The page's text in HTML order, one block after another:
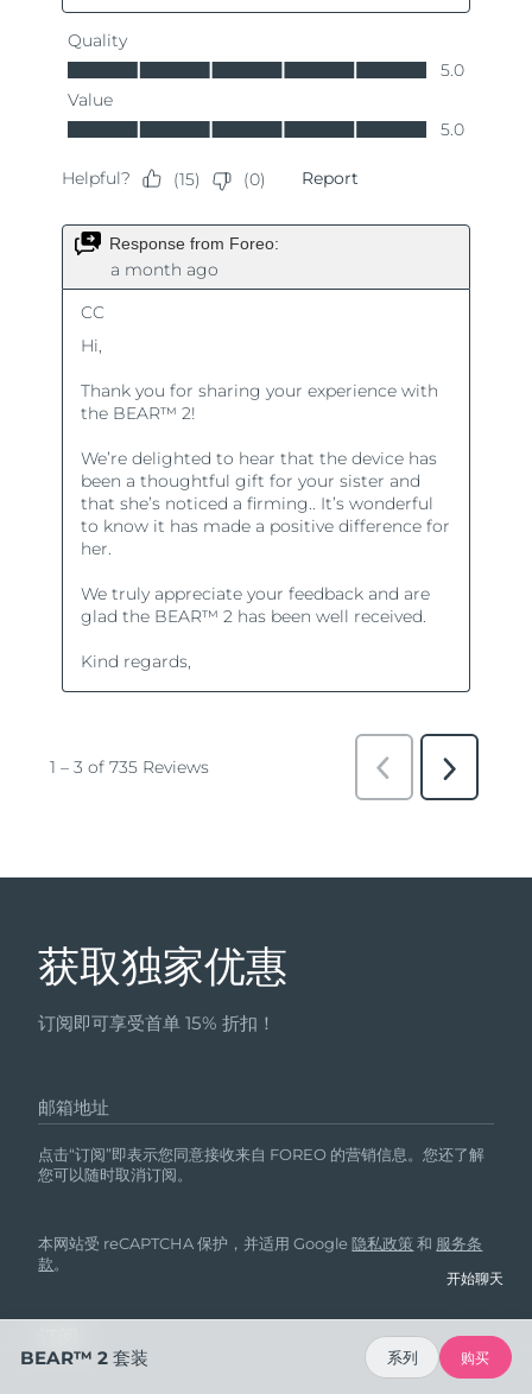
获取独家优惠
订阅即可享受首单 15% 折扣！
邮箱地址
点击“订阅”即表示您同意接收来自 FOREO 的营销信息。您还了解
您可以随时取消订阅。
本网站受 reCAPTCHA 保护，并适用 Google隐私政策 和 服务条
款。
开始聊天
BEAR™ 2 套装 系列 购买